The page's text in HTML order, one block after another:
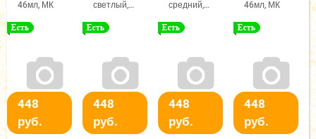
46мл, МК
светлый,
средний,
46мл, МК
448
руб.
448
руб.
448
руб.
448
руб.